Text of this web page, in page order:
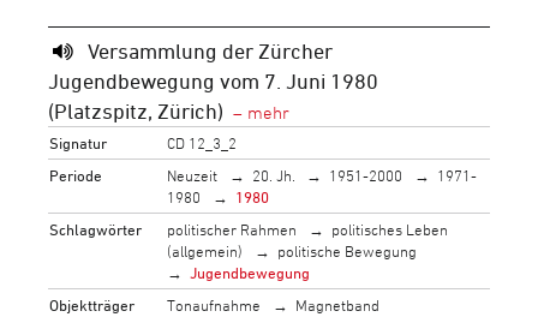
Versammlung der Zürcher
Jugendbewegung vom 7. Juni 1980
(Platzspitz, Zürich)
Signatur
CD 12_3_2
Periode
Neuzeit 20. Jh. 1951-2000
1971-
1980
1980
Schlagwörter
politischer Rahmen
politisches Leben
(allgemein)
politische Bewegung
Jugendbewegung
Objektträger
Tonaufnahme
Magnetband